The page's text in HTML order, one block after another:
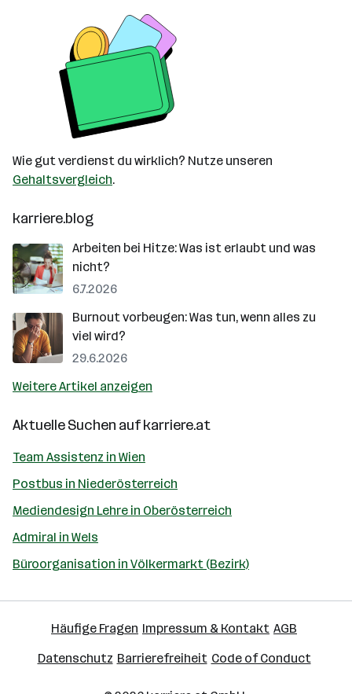
Wie gut verdienst du wirklich? Nutze unseren
Gehaltsvergleich.
karriere.blog
Arbeiten bei Hitze: Was ist erlaubt und was
nicht?
6.7.2026
Burnout vorbeugen: Was tun, wenn alles zu
viel wird?
29.6.2026
Weitere Artikel anzeigen
Aktuelle Suchen aufkarriere.at
Team Assistenz in Wien
Postbus in Niederösterreich
Mediendesign Lehre in Oberösterreich
Admiral in Wels
Büroorganisation in Völkermarkt (Bezirk)
Häufige Fragen Impressum & Kontakt AGB
Datenschutz Barrierefreiheit Code of Conduct